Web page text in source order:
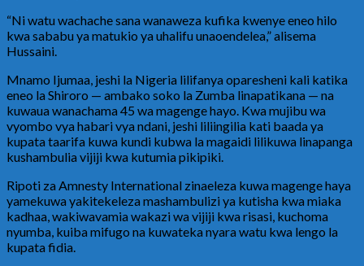
“Ni watu wachache sana wanaweza kufika kwenye eneo hilo
kwa sababu ya matukio ya uhalifu unaoendelea,” alisema
Hussaini.
Mnamo Ijumaa, jeshi la Nigeria lilifanya oparesheni kali katika
eneo la Shiroro — ambako soko la Zumba linapatikana — na
kuwaua wanachama 45 wa magenge hayo. Kwa mujibu wa
vyombo vya habari vya ndani, jeshi liliingilia kati baada ya
kupata taarifa kuwa kundi kubwa la magaidi lilikuwa linapanga
kushambulia vijiji kwa kutumia pikipiki.
Ripoti za Amnesty International zinaeleza kuwa magenge haya
yamekuwa yakitekeleza mashambulizi ya kutisha kwa miaka
kadhaa, wakiwavamia wakazi wa vijiji kwa risasi, kuchoma
nyumba, kuiba mifugo na kuwateka nyara watu kwa lengo la
kupata fidia.